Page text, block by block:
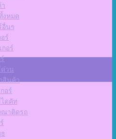
งหมด
อื่นๆ
ร์
อร์
ด่วน
สินค้า
อร์
ดคัท
ณาติดรถ